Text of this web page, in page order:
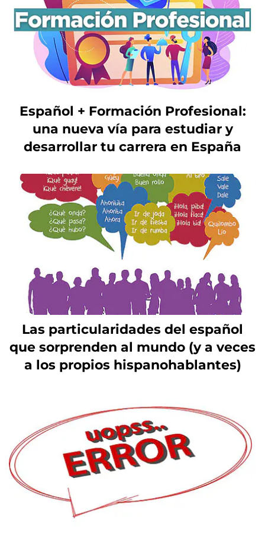
Español + Formación Profesional:
una nueva vía para estudiar y
desarrollar tu carrera en España
Las particularidades del español
que sorprenden al mundo (y a veces
a los propios hispanohablantes)